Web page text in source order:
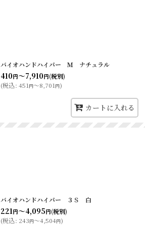
バイオハンドハイパー Ｍ ナチュラル
410円～7,910円(税別)
(税込: 451円～8,701円)
カートに入れる
バイオハンドハイパー ３Ｓ 白
221 円～4,095円(税別)
(税込: 243円～4,504円)